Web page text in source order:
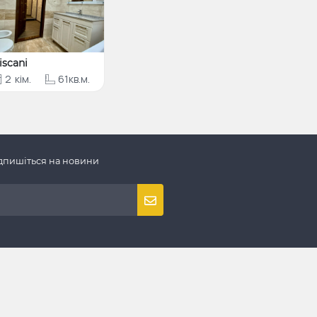
2 кім. 61кв.м.
на новини